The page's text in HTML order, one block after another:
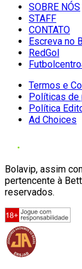
SOBRE NÓS
STAFF
CONTATO
Escreva no
RedGol
Termos e
Políticas de
Política
Ad Choices
Bolavip, assim
pertencente à
reservados.